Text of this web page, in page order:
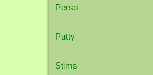
Perso
Putty
Stims